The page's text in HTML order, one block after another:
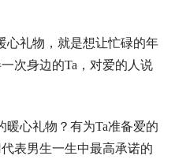
心礼物，就是想让忙碌的年
次身边的Ta，对爱的人说
暖心礼物？有为Ta准备爱的
表男生一生中最高承诺的